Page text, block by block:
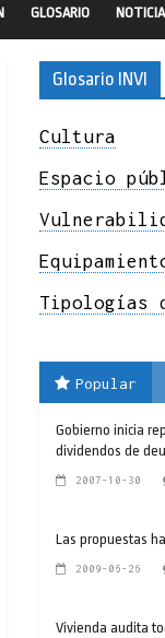
GLOSARIO
Glosario INVI
Cultura
Espacio
Tipologías
Popular
Gobierno inicia
dividendos de
2007-10-30
Las propuestas
2009-06-26
Vivienda audita